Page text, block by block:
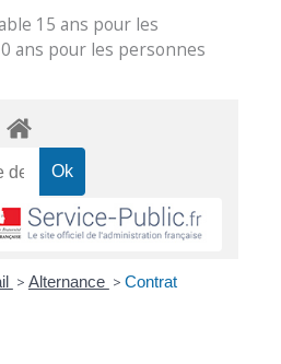
15 ans pour les
ans pour les personnes
> Alternance > Contrat